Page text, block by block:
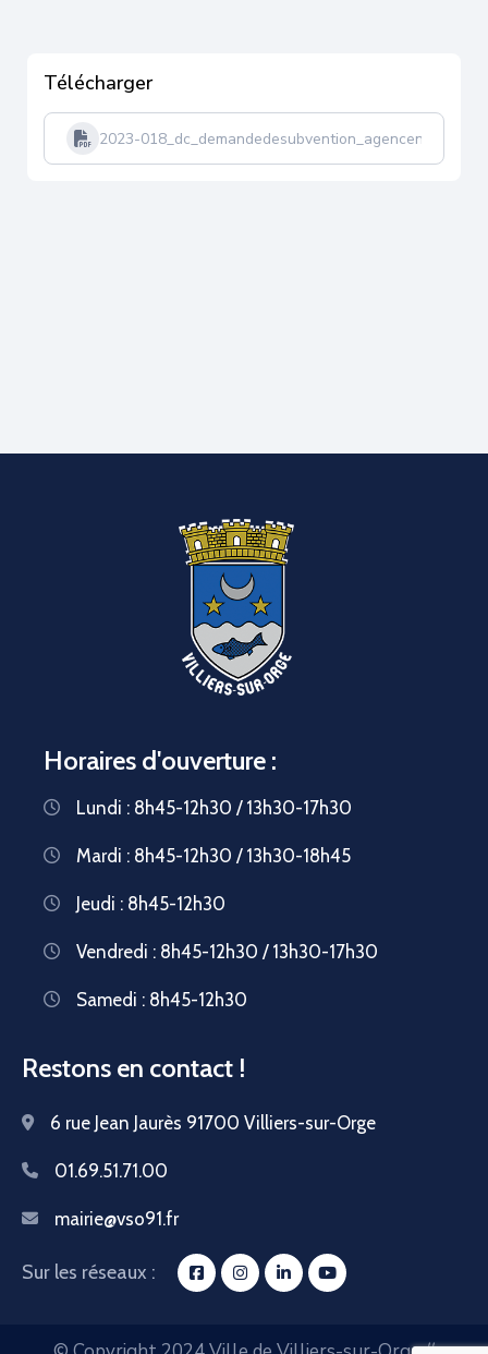
Télécharger
2023-
Horaires d'ouverture :
Lundi : 8h45-12h30 / 13h30-17h30
Mardi : 8h45-12h30 / 13h30-18h45
Jeudi : 8h45-12h30
Vendredi : 8h45-12h30 / 13h30-17h30
Samedi : 8h45-12h30
Restons en contact !
6 rue Jean Jaurès 91700 Villiers-sur-Orge
01.69.51.71.00
mairie@vso91.fr
Sur les réseaux :